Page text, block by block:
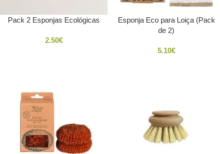
Pack 2 Esponjas Ecológicas
2.50€
Esponja Eco para Loiça (Pack
de 2)
5.10€